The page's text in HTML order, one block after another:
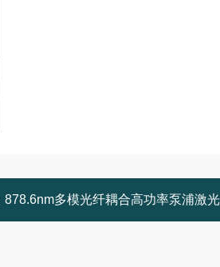
878.6nm多模光纤耦合高功率泵浦激